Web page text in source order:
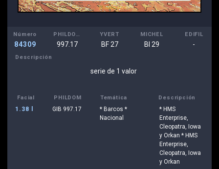
Número
84309
PHILDOM
997.17
YVERT
BF 27
MICHEL
Bl 29
EDIFIL
-
Descripción
serie de 1 valor
Facial PHILDOM Temática Descripción
1.38 l GIB 997.17
* Barcos *
Nacional
* HMS
Enterprise,
Cleopatra, Iowa
y Orkan * HMS
Enterprise,
Cleopatra, Iowa
y Orkan